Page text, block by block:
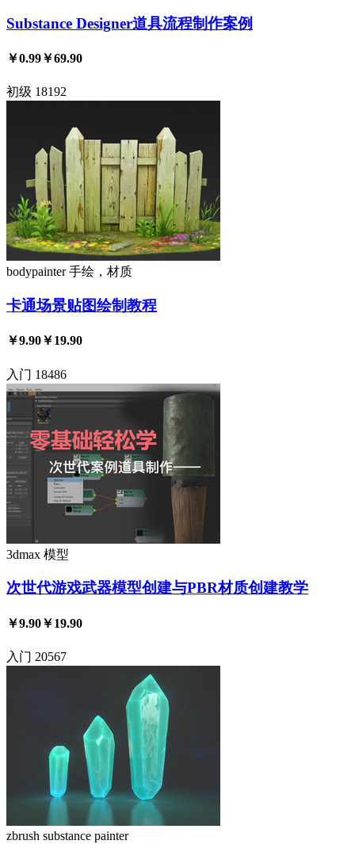
Substance Designer道具流程制作案例
￥0.99￥69.90
初级 18192
bodypainter 手绘，材质
卡通场景贴图绘制教程
￥9.90￥19.90
入门 18486
3dmax 模型
次世代游戏武器模型创建与PBR材质创建教学
￥9.90￥19.90
入门 20567
zbrush substance painter